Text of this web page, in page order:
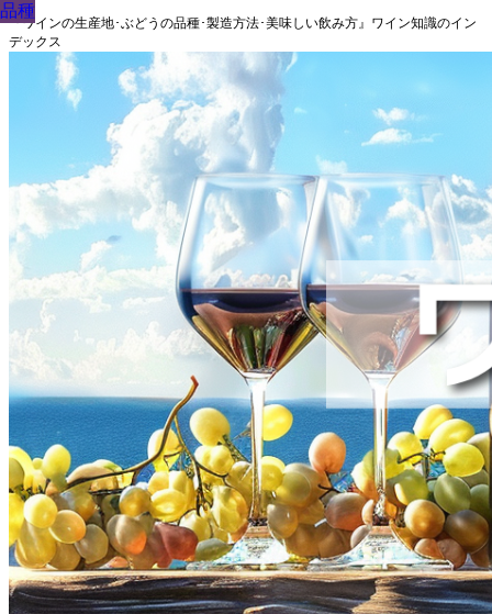
『ワインの生産地･ぶどうの品種･製造方法･美味しい飲み方』ワイン知識のイン
デックス
品種
品種
品種
品種
品種
品種
品種
品種
品種